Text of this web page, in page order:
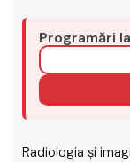
Programări
Radiologia și